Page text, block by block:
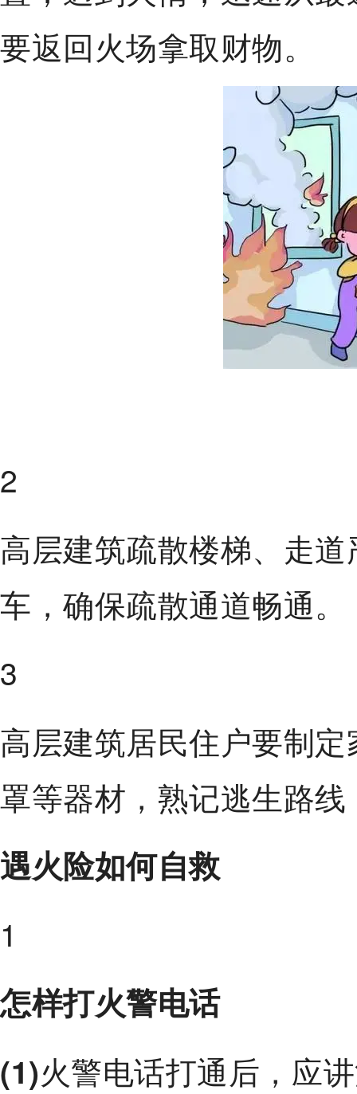
要返回火场拿取财物。
2
高层建筑疏散楼梯、走
车，确保疏散通道畅通。
3
高层建筑居民住户要制
罩等器材，熟记逃生路
遇火险如何自救
1
怎样打火警电话
(1)火警电话打通后，应